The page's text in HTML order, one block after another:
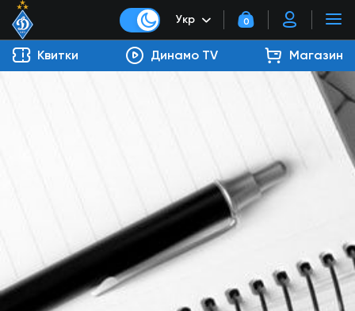
Укр 0
Квитки Динамо TV Магазин